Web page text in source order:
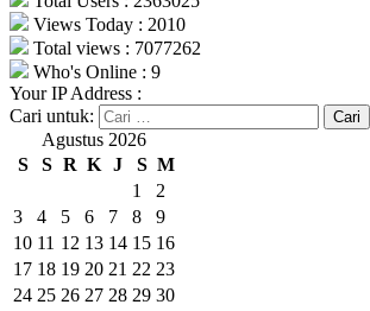
Views Today : 2010
Total views : 7077262
Who's Online : 9
Your IP Address :
Cari untuk:
Agustus 2026
S
S R K J S M
1
2
3
4 5 6 7 8
9
10 11 12 13 14 15 16
17 18 19 20 21 22 23
24 25 26 27 28 29 30